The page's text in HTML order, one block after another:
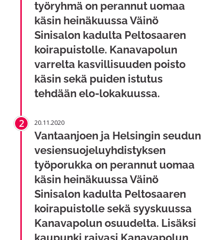
työryhmä on perannut uomaa
käsin heinäkuussa Väinö
Sinisalon kadulta Peltosaaren
koirapuistolle. Kanavapolun
varrelta kasvillisuuden poisto
käsin sekä puiden istutus
tehdään elo-lokakuussa.
2 20.11.2020
Vantaanjoen ja Helsingin seudun
vesiensuojeluyhdistyksen
työporukka on perannut uomaa
käsin heinäkuussa Väinö
Sinisalon kadulta Peltosaaren
koirapuistolle sekä syyskuussa
Kanavapolun osuudelta. Lisäksi
kaupunki raivasi Kanavapolun